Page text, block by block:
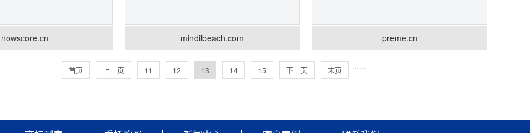
nowscore.cn mindilbeach.com preme.cn
首页 上一页 ···
11 12 13 14 15 ···
下一页 末页